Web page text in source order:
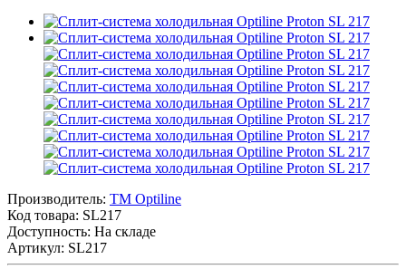
Производитель: TM Optiline
Код товара: SL217
Доступность: На складе
Артикул: SL217